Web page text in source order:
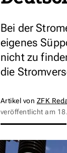
Bei der
eigenes
nicht zu
die
Artikel von ZFK
veröffentlicht am